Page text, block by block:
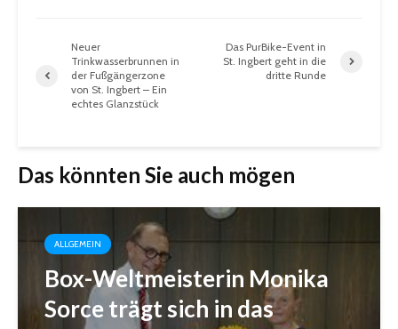
Neuer
Trinkwasserbrunnen in
der Fußgängerzone
von St. Ingbert – Ein
echtes Glanzstück
Das PurBike-Event in
St. Ingbert geht in die
dritte Runde
Das könnten Sie auch mögen
ALLGEMEIN
Box-Weltmeisterin Monika
Sorce trägt sich in das